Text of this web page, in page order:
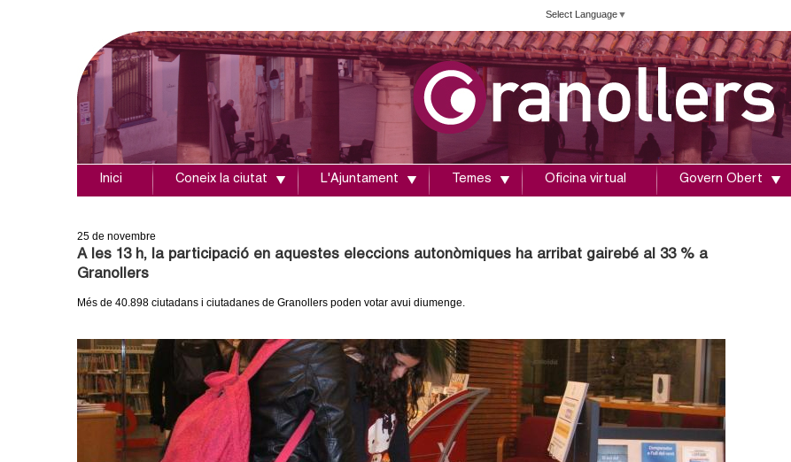
Vés
al
contingut
Select Language▼
u
n
t
a
m
Inici Coneix la ciutat L'Ajuntament Temes Oficina virtual Govern Obert
25 de novembre
A les 13 h, la participació en aquestes eleccions autonòmiques ha arribat gairebé al 33 % a
Granollers
Més de 40.898 ciutadans i ciutadanes de Granollers poden votar avui diumenge.